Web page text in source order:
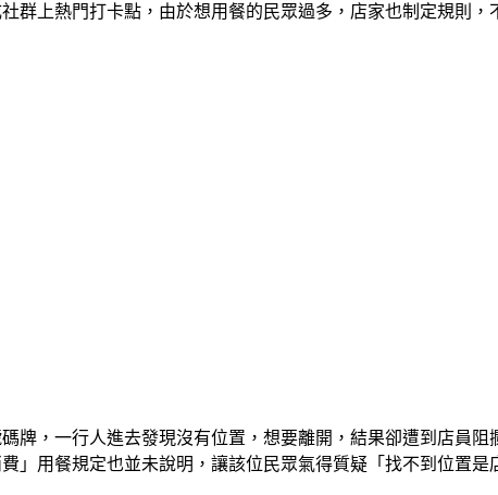
群上熱門打卡點，由於想用餐的民眾過多，店家也制定規則
牌，一行人進去發現沒有位置，想要離開，結果卻遭到店員
」用餐規定也並未說明，讓該位民眾氣得質疑「找不到位置